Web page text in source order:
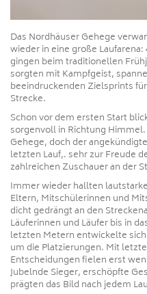
Das Nordhäuser Gehege
wieder in eine große
gingen beim traditionellen
sorgten mit Kampfgeist,
beeindruckenden Zielsprints
Strecke.
Schon vor dem ersten Start
sorgenvoll in Richtung
Gehege, doch der
letzten Lauf,. sehr zur Freude
zahlreichen Zuschauer an der
Immer wieder hallten
Eltern, Mitschülerinnen und
dicht gedrängt an den
Läuferinnen und Läufer bis in
letzten Metern entwickelte
um die Platzierungen. Mit
Entscheidungen fielen erst
Jubelnde Sieger, erschöpfte
prägten das Bild nach jedem